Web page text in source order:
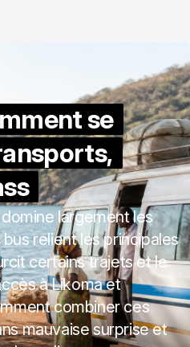
se
largement les
relient les principales
certains trajets et le
à Likoma et
combiner ces
mauvaise surprise et